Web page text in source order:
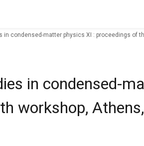
condensed-matter physics XI : proceedings of
in condensed-
workshop,